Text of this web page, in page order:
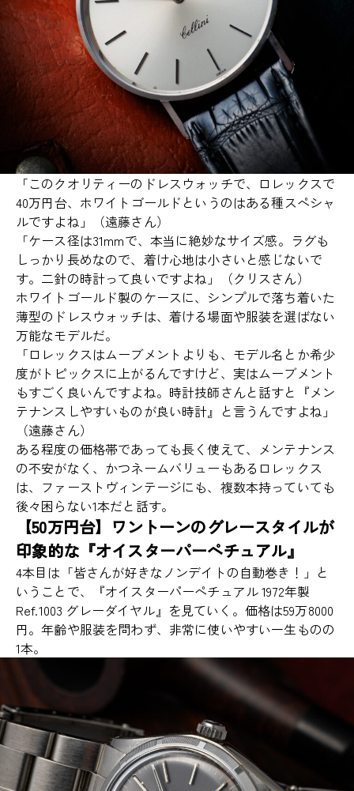
「このクオリティーのドレスウォッチで、ロレックスで
40万円台、ホワイトゴールドというのはある種スペシャ
ルですよね」（遠藤さん）
「ケース径は31mmで、本当に絶妙なサイズ感。ラグも
しっかり長めなので、着け心地は小さいと感じないで
す。二針の時計って良いですよね」（クリスさん）
ホワイトゴールド製のケースに、シンプルで落ち着いた
薄型のドレスウォッチは、着ける場面や服装を選ばない
万能なモデルだ。
「ロレックスはムーブメントよりも、モデル名とか希少
度がトピックスに上がるんですけど、実はムーブメント
もすごく良いんですよね。時計技師さんと話すと『メン
テナンスしやすいものが良い時計』と言うんですよね」
（遠藤さん）
ある程度の価格帯であっても長く使えて、メンテナンス
の不安がなく、かつネームバリューもあるロレックス
は、ファーストヴィンテージにも、複数本持っていても
後々困らない1本だと話す。
【50万円台】ワントーンのグレースタイルが
印象的な『オイスターパーペチュアル』
4本目は「皆さんが好きなノンデイトの自動巻き！」と
いうことで、『オイスターパーペチュアル 1972年製
Ref.1003 グレーダイヤル』を見ていく。価格は59万8000
円。年齢や服装を問わず、非常に使いやすい一生ものの
1本。